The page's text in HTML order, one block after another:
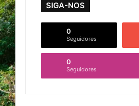
SIGA-NOS
0
Seguidores
0
Seguidores